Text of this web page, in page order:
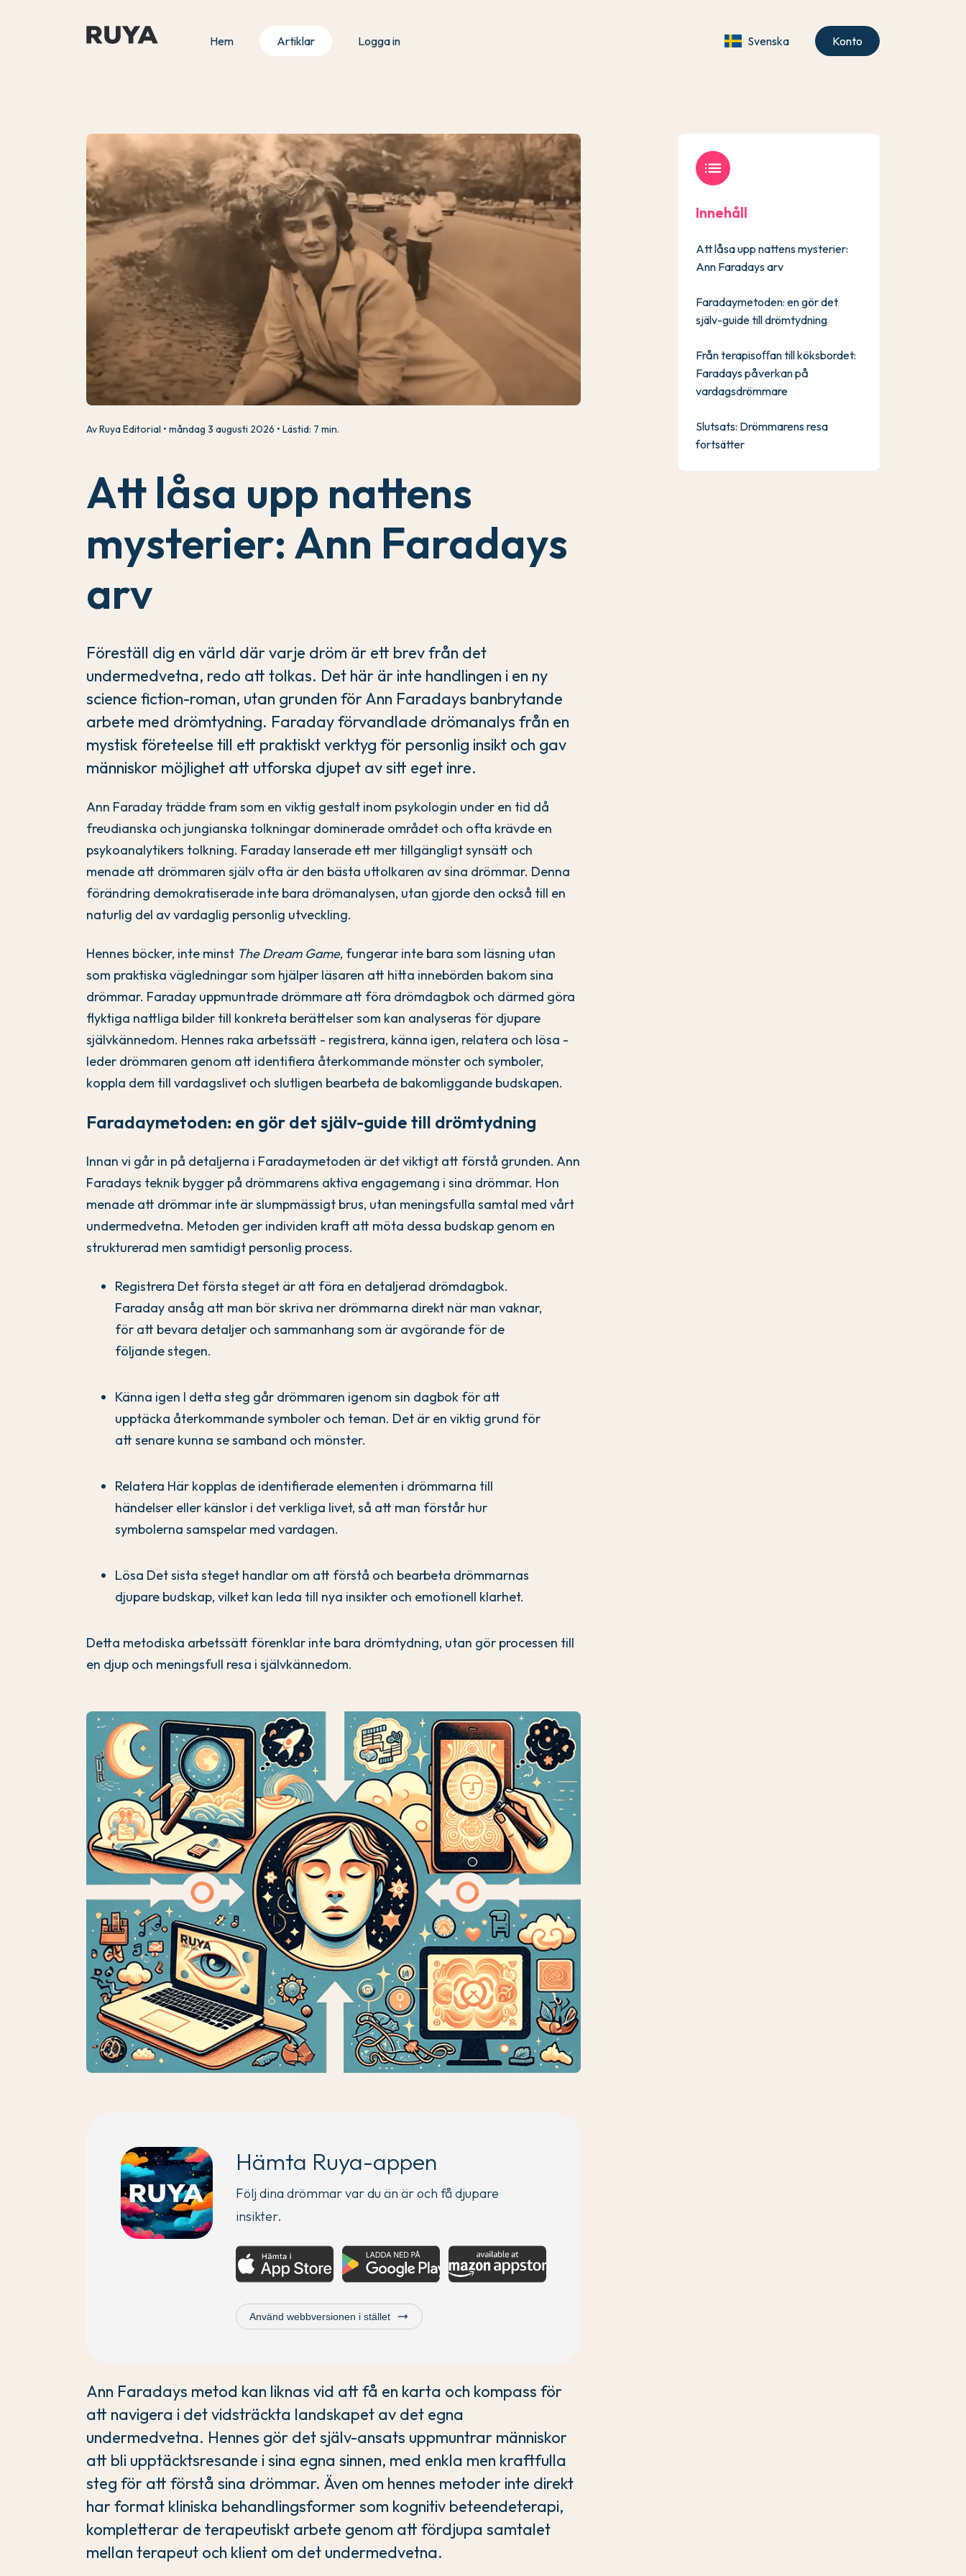
Hem Artiklar Logga in Svenska Konto
Av Ruya Editorial måndag 3 augusti 2026 Lästid: 7 min.
Att låsa upp nattens
mysterier: Ann Faradays
arv
Föreställ dig en värld där varje dröm är ett brev från det
undermedvetna, redo att tolkas. Det här är inte handlingen i en ny
science fiction-roman, utan grunden för Ann Faradays banbrytande
arbete med drömtydning. Faraday förvandlade drömanalys från en
mystisk företeelse till ett praktiskt verktyg för personlig insikt och gav
människor möjlighet att utforska djupet av sitt eget inre.
Ann Faraday trädde fram som en viktig gestalt inom psykologin under en tid då
freudianska och jungianska tolkningar dominerade området och ofta krävde en
psykoanalytikers tolkning. Faraday lanserade ett mer tillgängligt synsätt och
menade att drömmaren själv ofta är den bästa uttolkaren av sina drömmar. Denna
förändring demokratiserade inte bara drömanalysen, utan gjorde den också till en
naturlig del av vardaglig personlig utveckling.
Hennes böcker, inte minst The Dream Game, fungerar inte bara som läsning utan
som praktiska vägledningar som hjälper läsaren att hitta innebörden bakom sina
drömmar. Faraday uppmuntrade drömmare att föra drömdagbok och därmed göra
flyktiga nattliga bilder till konkreta berättelser som kan analyseras för djupare
självkännedom. Hennes raka arbetssätt - registrera, känna igen, relatera och lösa -
leder drömmaren genom att identifiera återkommande mönster och symboler,
koppla dem till vardagslivet och slutligen bearbeta de bakomliggande budskapen.
Faradaymetoden: en gör det själv-guide till drömtydning
Innan vi går in på detaljerna i Faradaymetoden är det viktigt att förstå grunden. Ann
Faradays teknik bygger på drömmarens aktiva engagemang i sina drömmar. Hon
menade att drömmar inte är slumpmässigt brus, utan meningsfulla samtal med vårt
undermedvetna. Metoden ger individen kraft att möta dessa budskap genom en
strukturerad men samtidigt personlig process.
Registrera Det första steget är att föra en detaljerad drömdagbok.
Faraday ansåg att man bör skriva ner drömmarna direkt när man vaknar,
för att bevara detaljer och sammanhang som är avgörande för de
följande stegen.
Känna igen I detta steg går drömmaren igenom sin dagbok för att
upptäcka återkommande symboler och teman. Det är en viktig grund för
att senare kunna se samband och mönster.
Relatera Här kopplas de identifierade elementen i drömmarna till
händelser eller känslor i det verkliga livet, så att man förstår hur
symbolerna samspelar med vardagen.
Lösa Det sista steget handlar om att förstå och bearbeta drömmarnas
djupare budskap, vilket kan leda till nya insikter och emotionell klarhet.
Detta metodiska arbetssätt förenklar inte bara drömtydning, utan gör processen till
en djup och meningsfull resa i självkännedom.
Hämta Ruya-appen
Följ dina drömmar var du än är och få djupare
insikter.
Använd webbversionen i stället trending_flat
Ann Faradays metod kan liknas vid att få en karta och kompass för
att navigera i det vidsträckta landskapet av det egna
undermedvetna. Hennes gör det själv-ansats uppmuntrar människor
att bli upptäcktsresande i sina egna sinnen, med enkla men kraftfulla
steg för att förstå sina drömmar. Även om hennes metoder inte direkt
har format kliniska behandlingsformer som kognitiv beteendeterapi,
kompletterar de terapeutiskt arbete genom att fördjupa samtalet
mellan terapeut och klient om det undermedvetna.
list
Innehåll
Att låsa upp nattens mysterier:
Ann Faradays arv
Faradaymetoden: en gör det
själv-guide till drömtydning
Från terapisoﬀan till köksbordet:
Faradays påverkan på
vardagsdrömmare
Slutsats: Drömmarens resa
fortsätter